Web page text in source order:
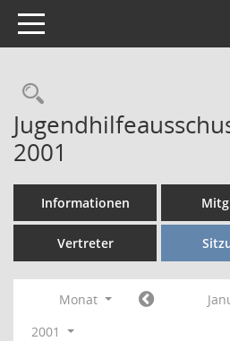
Toggle navigation
Rechercheauswahl
2001
Informationen
Vertreter
Monat
2001